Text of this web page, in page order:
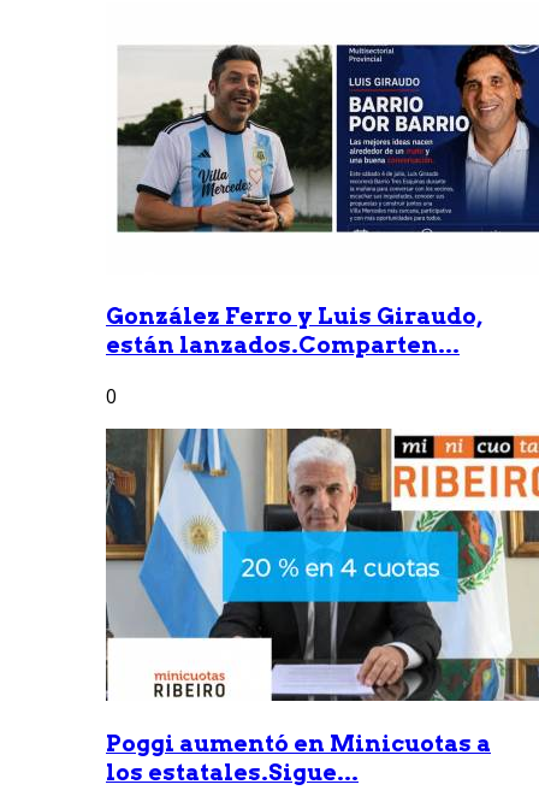
González Ferro y Luis Giraudo,
están lanzados.Comparten...
0
Poggi aumentó en Minicuotas a
los estatales.Sigue...